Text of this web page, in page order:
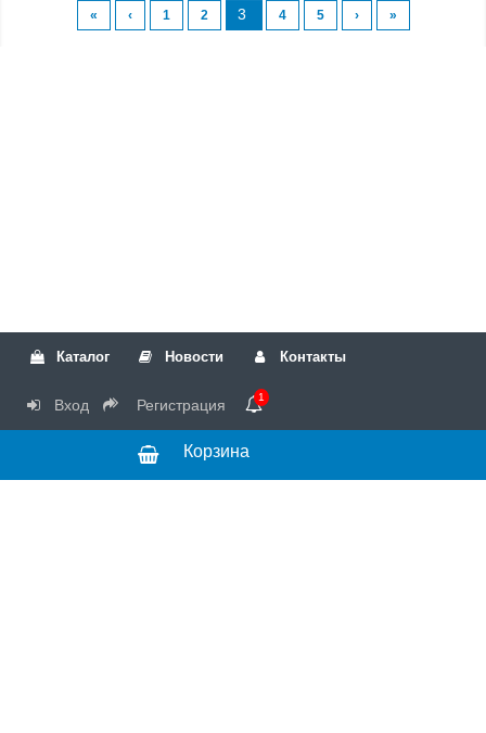
« ‹ 1 2 3 4 5 › »
Каталог Новости Контакты
Вход Регистрация 1
Корзина